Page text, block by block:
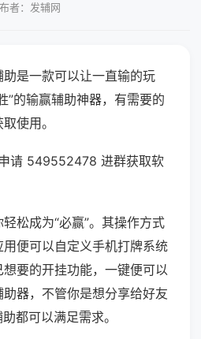
者：发辅网
是一款可以让一直输的玩
”的输赢辅助神器，有需要的
使用。
请 549552478 进群获取软
松成为“必赢”。其操作方式
便可以自定义手机打牌系统
要的开挂功能，一键便可以
器，不管你是想分享给好友
都可以满足需求。